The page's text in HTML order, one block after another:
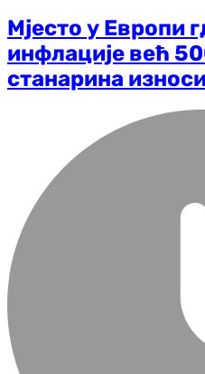
Мјесто у Европи
инфлације већ
станарина